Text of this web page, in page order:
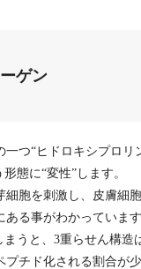
ゲン
一つ“ヒドロキシプロリ
態に“変性”します。
細胞を刺激し、皮膚細
ある事がわかっていま
まうと、3重らせん構造
プチド化される割合が